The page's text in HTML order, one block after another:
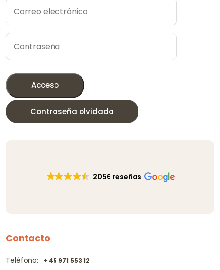
Acceso
Contraseña olvidada
2056 reseñas
Contacto
Teléfono:
+ 45 971 553 12